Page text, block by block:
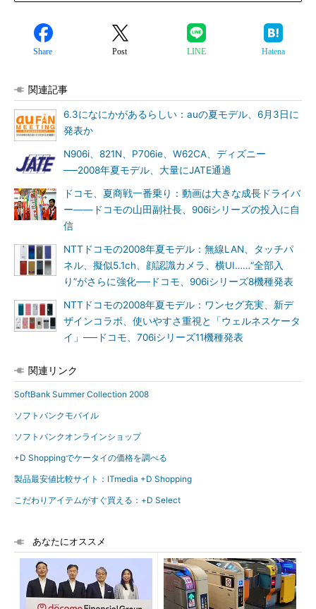
Share Post LINE Hatena
関連記事
6.3になにかがあるらしい：auの夏モデル、6月3日に
発表か
N906i、821N、P706ie、W62CA、ディズニー
──2008年夏モデル、大量にJATE通過
ドコモ、夏商戦一番乗り：動画は大きな成長ドライバ
ー――ドコモの山田副社長、906iシリーズの投入に自
信
NTTドコモの2008年夏モデル：無線LAN、タッチパ
ネル、擬似5.1ch、顔認識カメラ、横UI……“全部入
り”がさらに強化──ドコモ、906iシリーズ8機種発表
NTTドコモの2008年夏モデル：ワンセグ充実、新デ
ザインコラボ、使いやすさ重視と「ウェルネスケータ
イ」──ドコモ、706iシリーズ11機種発表
関連リンク
SoftBank Summer Collection 2008
ソフトバンクモバイル
ソフトバンクオンラインショップ
+D Shoppingでケータイの価格を調べる
製品最安値比較サイト：ITmedia +D Shopping
こだわりアイテムがすぐ買える：+D Select
あなたにオススメ